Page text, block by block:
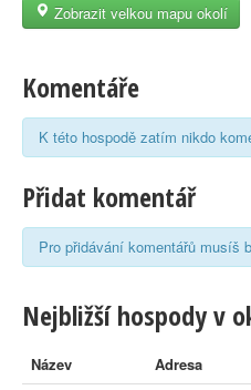
Zobrazit velkou mapu okolí
Komentáře
K této hospodě zatím nikdo
Přidat komentář
Pro přidávání komentářů musíš
Nejbližší hospody v
Název Adresa